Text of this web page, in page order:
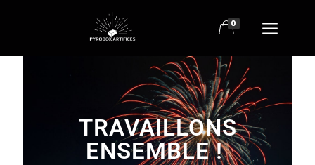
0
TRAVAILLONS
ENSEMBLE ! ​